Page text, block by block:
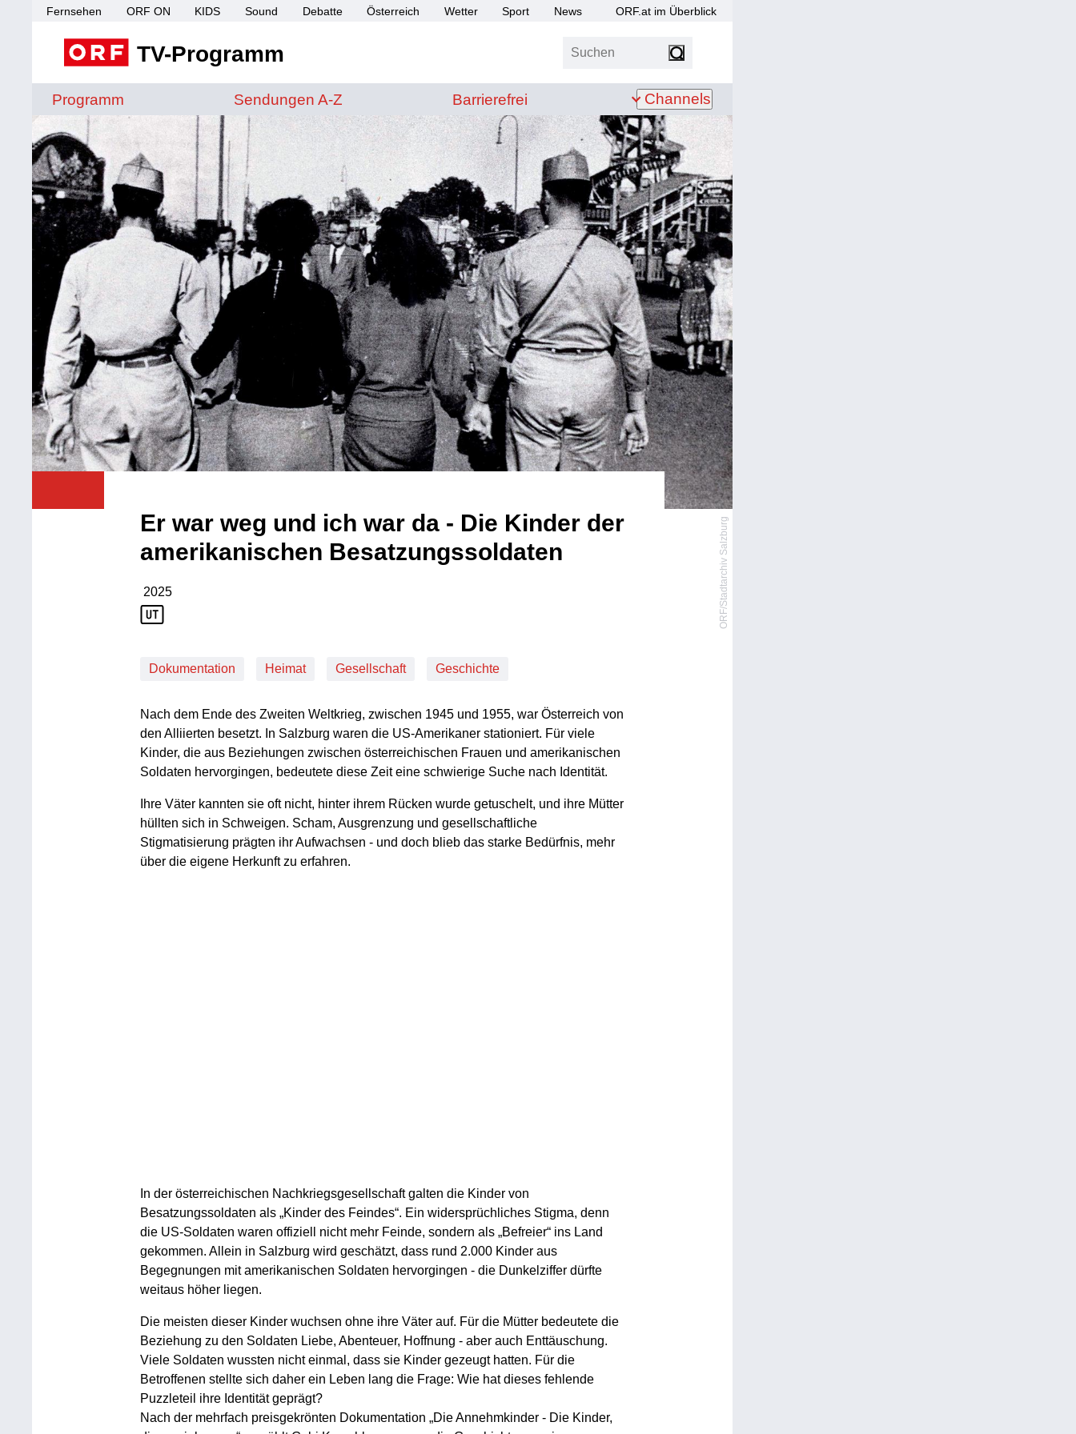
Fernsehen ORF ON KIDS Sound Debatte Österreich Wetter Sport News ORF.at im Überblick
TV-Programm Suchen
Programm Sendungen von A bis Z
Sendungen A-Z Barrierefrei
Barrierefrei Channels
ORF/Stadtarchiv Salzburg
Er war weg und ich war da - Die Kinder der
amerikanischen Besatzungssoldaten
Produktionsjahr: 2025
2025
Dokumentation Heimat Gesellschaft Geschichte
Nach dem Ende des Zweiten Weltkrieg, zwischen 1945 und 1955, war Österreich von
den Alliierten besetzt. In Salzburg waren die US-Amerikaner stationiert. Für viele
Kinder, die aus Beziehungen zwischen österreichischen Frauen und amerikanischen
Soldaten hervorgingen, bedeutete diese Zeit eine schwierige Suche nach Identität.
Ihre Väter kannten sie oft nicht, hinter ihrem Rücken wurde getuschelt, und ihre Mütter
hüllten sich in Schweigen. Scham, Ausgrenzung und gesellschaftliche
Stigmatisierung prägten ihr Aufwachsen - und doch blieb das starke Bedürfnis, mehr
über die eigene Herkunft zu erfahren.
In der österreichischen Nachkriegsgesellschaft galten die Kinder von
Besatzungssoldaten als „Kinder des Feindes“. Ein widersprüchliches Stigma, denn
die US-Soldaten waren offiziell nicht mehr Feinde, sondern als „Befreier“ ins Land
gekommen. Allein in Salzburg wird geschätzt, dass rund 2.000 Kinder aus
Begegnungen mit amerikanischen Soldaten hervorgingen - die Dunkelziffer dürfte
weitaus höher liegen.
Die meisten dieser Kinder wuchsen ohne ihre Väter auf. Für die Mütter bedeutete die
Beziehung zu den Soldaten Liebe, Abenteuer, Hoffnung - aber auch Enttäuschung.
Viele Soldaten wussten nicht einmal, dass sie Kinder gezeugt hatten. Für die
Betroffenen stellte sich daher ein Leben lang die Frage: Wie hat dieses fehlende
Puzzleteil ihre Identität geprägt?
Nach der mehrfach preisgekrönten Dokumentation „Die Annehmkinder - Die Kinder,